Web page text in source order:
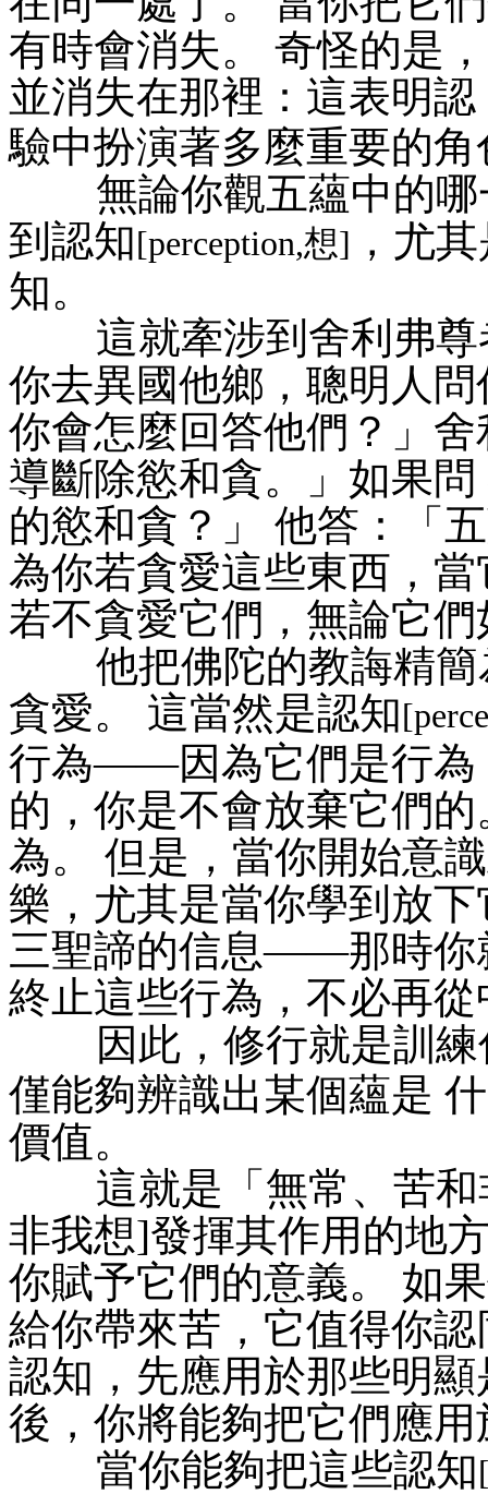
有時會消失。 奇怪的是
並消失在那裡：這表明認
驗中扮演著多麼重要的角
無論你觀五蘊中的哪
到認知[perception,想] ，尤
知。
這就牽涉到舍利弗尊
你去異國他鄉，聰明人
你會怎麼回答他們？」
導斷除慾和貪。」如果
的慾和貪？」 他答：「
為你若貪愛這些東西，
若不貪愛它們，無論它
他把佛陀的教誨精簡
貪愛。 這當然是認知
行為——因為它們是行
的，你是不會放棄它們
為。 但是，當你開始意
樂，尤其是當你學到放
三聖諦的信息——那時你
終止這些行為，不必再
因此，修行就是訓練
僅能夠辨識出某個蘊是
價值。
這就是「無常、苦和
非我想]發揮其作用的地
你賦予它們的意義。 如
給你帶來苦，它值得你
認知，先應用於那些明
後，你將能夠把它們應
當你能夠把這些認知